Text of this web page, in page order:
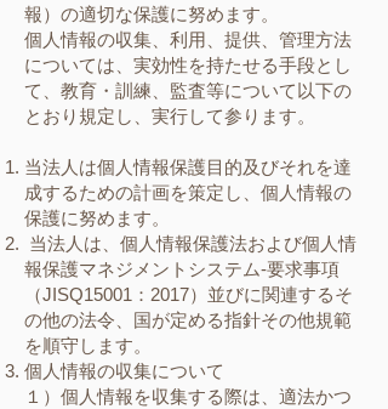
報）の適切な保護に努めます。
個人情報の収集、利用、提供、管理方法
については、実効性を持たせる手段とし
て、教育・訓練、監査等について以下の
とおり規定し、実行して参ります。
当法人は個人情報保護目的及びそれを達
成するための計画を策定し、個人情報の
保護に努めます。
当法人は、個人情報保護法および個人情
報保護マネジメントシステム-要求事項
（JISQ15001：2017）並びに関連するそ
の他の法令、国が定める指針その他規範
を順守します。
個人情報の収集について
１）個人情報を収集する際は、適法かつ